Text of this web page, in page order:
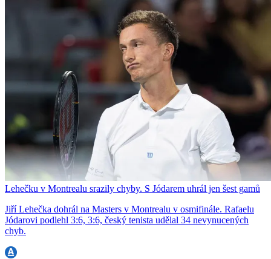
Lehečku v Montrealu srazily chyby. S Jódarem uhrál jen šest gamů
Jiří Lehečka dohrál na Masters v Montrealu v osmifinále. Rafaelu
Jódarovi podlehl 3:6, 3:6, český tenista udělal 34 nevynucených
chyb.